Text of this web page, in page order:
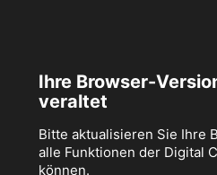
Ihre Browser-
veraltet
Bitte aktualisieren Sie Ihre
alle Funktionen der Digital
können.